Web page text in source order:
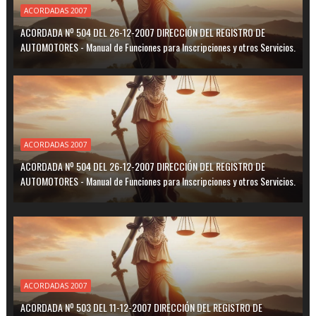
ACORDADAS 2007
ACORDADA Nº 504 DEL 26-12-2007 DIRECCIÓN DEL REGISTRO DE
AUTOMOTORES - Manual de Funciones para Inscripciones y otros Servicios.
ACORDADAS 2007
ACORDADA Nº 504 DEL 26-12-2007 DIRECCIÓN DEL REGISTRO DE
AUTOMOTORES - Manual de Funciones para Inscripciones y otros Servicios.
ACORDADAS 2007
ACORDADA Nº 503 DEL 11-12-2007 DIRECCIÓN DEL REGISTRO DE